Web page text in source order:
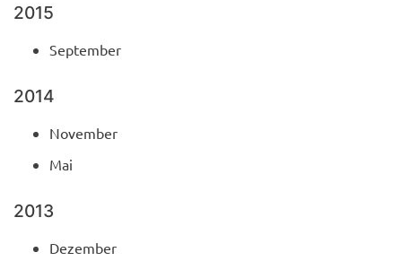
2015
September
2014
November
Mai
2013
Dezember